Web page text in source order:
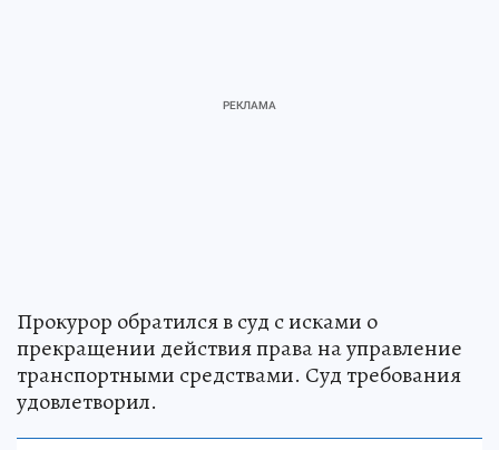
Прокурор обратился в суд с исками о
прекращении действия права на управление
транспортными средствами. Суд требования
удовлетворил.